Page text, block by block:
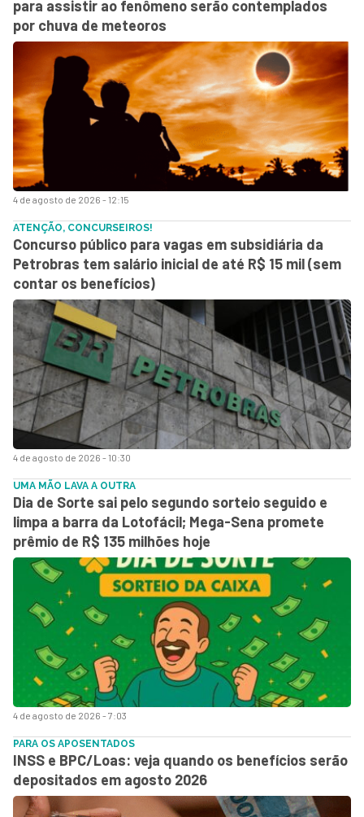
4 de agosto de 2026 - 12:15
para assistir ao fenômeno serão contemplados
por chuva de meteoros
4 de agosto de 2026 - 10:30
ATENÇÃO, CONCURSEIROS!
Concurso público para vagas em subsidiária da
Petrobras tem salário inicial de até R$ 15 mil (sem
contar os benefícios)
4 de agosto de 2026 - 7:03
UMA MÃO LAVA A OUTRA
Dia de Sorte sai pelo segundo sorteio seguido e
limpa a barra da Lotofácil; Mega-Sena promete
prêmio de R$ 135 milhões hoje
PARA OS APOSENTADOS
INSS e BPC/Loas: veja quando os benefícios serão
depositados em agosto 2026